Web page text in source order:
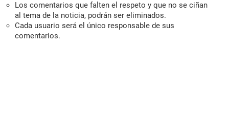
Los comentarios que falten el respeto y que no se ciñan
al tema de la noticia, podrán ser eliminados.
Cada usuario será el único responsable de sus
comentarios.